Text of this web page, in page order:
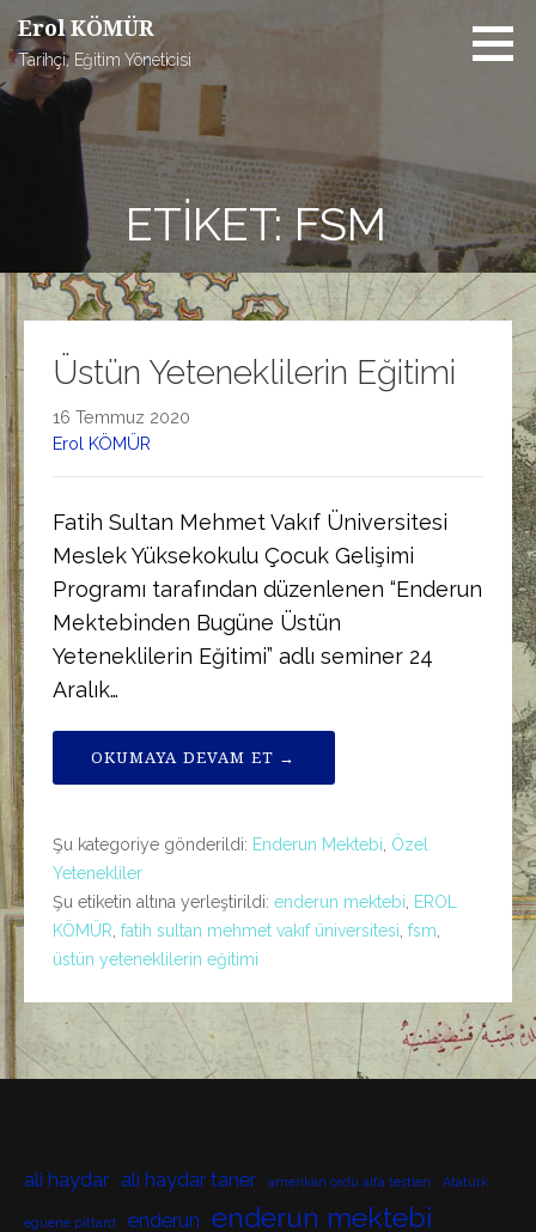
İçeriğe
atla
Erol KÖMÜR
Tarihçi, Eğitim Yöneticisi
ETIKET: FSM
Üstün Yeteneklilerin Eğitimi
16 Temmuz 2020
Erol KÖMÜR
Fatih Sultan Mehmet Vakıf Üniversitesi
Meslek Yüksekokulu Çocuk Gelişimi
Programı tarafından düzenlenen “Enderun
Mektebinden Bugüne Üstün
Yeteneklilerin Eğitimi” adlı seminer 24
Aralık…
OKUMAYA DEVAM ET →
Şu kategoriye gönderildi: Enderun Mektebi Özel
Yetenekliler
Şu etiketin altına yerleştirildi: enderun mektebi
EROL
KÖMÜR fatih sultan mehmet vakıf üniversitesi fsm
üstün yeteneklilerin eğitimi
ali haydar ali haydar taner amerikan ordu alfa testleri Atatürk
eguene pittard enderun enderun mektebi